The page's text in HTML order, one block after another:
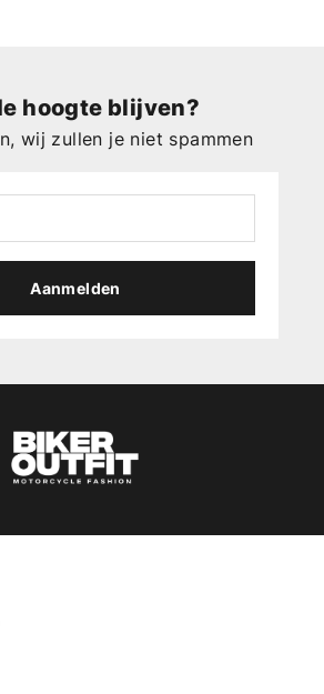
hoogte blijven?
wij zullen je niet spammen
Aanmelden